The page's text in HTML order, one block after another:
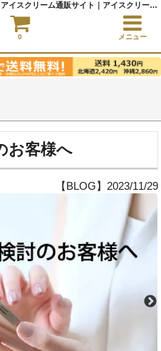
お客様へ
【BLOG】2023/11/29
大口のご注文を検討のお客様へ ｜ 読み物 ｜アイスクリーム通販サイト｜アイスクリームギフト│全国にご当地アイスをお届け - やまざと.com
0 メニュー